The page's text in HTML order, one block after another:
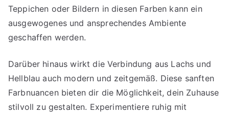
Teppichen oder Bildern in diesen Farben kann ein
ausgewogenes und ansprechendes Ambiente
geschaffen werden.
Darüber hinaus wirkt die Verbindung aus Lachs und
Hellblau auch modern und zeitgemäß. Diese sanften
Farbnuancen bieten dir die Möglichkeit, dein Zuhause
stilvoll zu gestalten. Experimentiere ruhig mit